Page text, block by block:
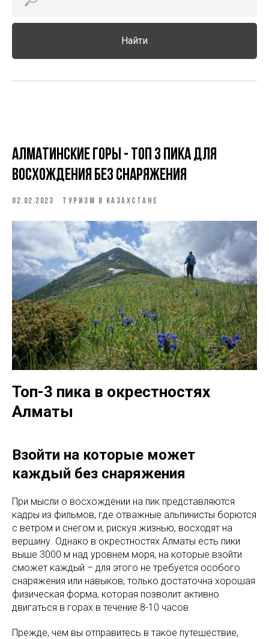
Найти
Алматинские горы - топ 3 пика для
восхождения без снаряжения
02.02.2023 ТУРИЗМ В КАЗАХСТАНЕ
Топ-3 пика в окрестностях
Алматы
Взойти на которые может
каждый без снаряжения
При мысли о восхождении на пик представляются
кадры из фильмов, где отважные альпинисты борются
с ветром и снегом и, рискуя жизнью, восходят на
вершину. Однако в окрестностях Алматы есть пики
выше 3000 м над уровнем моря, на которые взойти
сможет каждый – для этого не требуется особого
снаряжения или навыков, только достаточна хорошая
физическая форма, которая позволит активно
двигаться в горах в течение 8-10 часов.
Прежде, чем вы отправитесь в такое путешествие,